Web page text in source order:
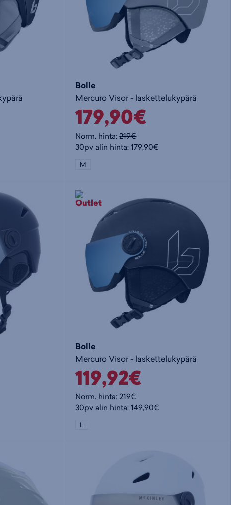
Bolle
Mercuro Visor - laskettelukypärä
179,90€
Norm. hinta:219€
30pv alin hinta: 179,90€
M
Bolle
Mercuro Visor - laskettelukypärä
119,92€
Norm. hinta:219€
30pv alin hinta: 149,90€
L